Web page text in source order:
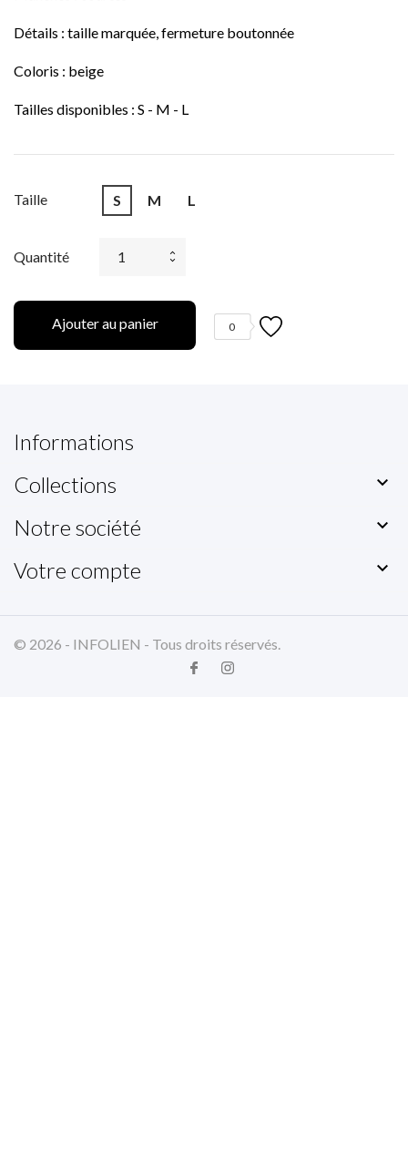
Détails : taille marquée, fermeture boutonnée
Coloris : beige
Tailles disponibles : S - M - L
Taille S M L
Quantité
Ajouter au panier 0
Informations
Collections

Notre société 
Votre compte 
© 2026 - INFOLIEN - Tous droits réservés.